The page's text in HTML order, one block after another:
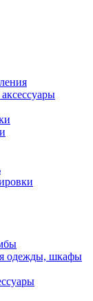
одежды, шкафы